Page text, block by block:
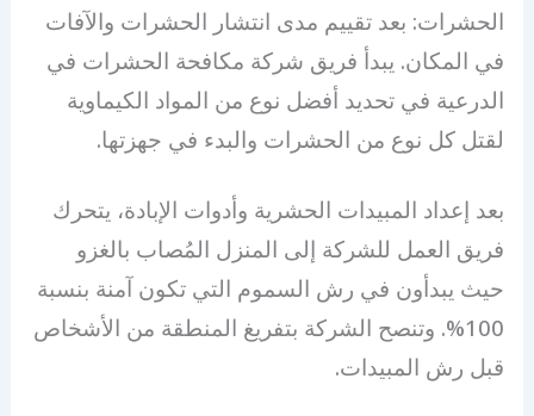
الحشرات: بعد تقييم مدى انتشار الحشرات والآفات
في المكان. يبدأ فريق شركة مكافحة الحشرات في
الدرعية في تحديد أفضل نوع من المواد الكيماوية
لقتل كل نوع من الحشرات والبدء في جهزتها.
بعد إعداد المبيدات الحشرية وأدوات الإبادة، يتحرك
فريق العمل للشركة إلى المنزل المُصاب بالغزو
حيث يبدأون في رش السموم التي تكون آمنة بنسبة
100%. وتنصح الشركة بتفريغ المنطقة من الأشخاص
قبل رش المبيدات.